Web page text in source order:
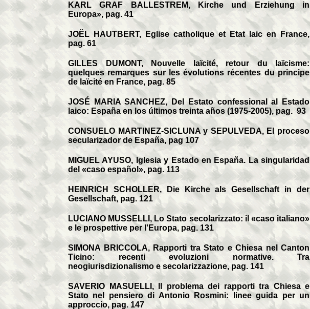
KARL GRAF BALLESTREM, Kirche und Erziehung in
Europa», pag. 41
JOËL HAUTBERT, Eglise catholique et Etat laic en France,
pag. 61
GILLES DUMONT, Nouvelle laïcité, retour du laïcisme:
quelques remarques sur les évolutions récentes du principe
de laïcité en France, pag. 85
JOSÉ MARIA SANCHEZ, Del Estato confessional al Estado
laico: España en los últimos treinta años (1975-2005), pag. 93
CONSUELO MARTINEZ-SICLUNA y SEPULVEDA, El proceso
secularizador de España, pag 107
MIGUEL AYUSO, Iglesia y Estado en España. La singularidad
del «caso español», pag. 113
HEINRICH SCHOLLER, Die Kirche als Gesellschaft in der
Gesellschaft, pag. 121
LUCIANO MUSSELLI, Lo Stato secolarizzato: il «caso italiano»
e le prospettive per l'Europa, pag. 131
SIMONA BRICCOLA, Rapporti tra Stato e Chiesa nel Canton
Ticino: recenti evoluzioni normative. Tra
neogiurisdizionalismo e secolarizzazione, pag. 141
SAVERIO MASUELLI, Il problema dei rapporti tra Chiesa e
Stato nel pensiero di Antonio Rosmini: linee guida per un
approccio, pag. 147